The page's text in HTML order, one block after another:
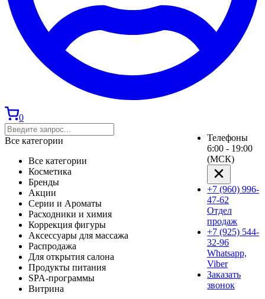
0
Все категории
Все категории
Косметика
Бренды
Акции
Серии и Ароматы
Расходники и химия
Коррекция фигуры
Аксессуары для массажа
Распродажа
Для открытия салона
Продукты питания
SPA-программы
Витрина
Телефоны
6:00 - 19:00
(МСК)
+7 (960) 996-
47-62
Отдел
продаж
+7 (925) 544-
32-96
Whatsapp,
Viber
Заказать
звонок